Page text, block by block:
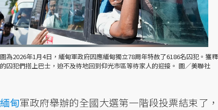
圖為2026年1月4日，緬甸軍政府因應緬甸獨立78周年特赦了6186名囚犯。獲釋
的囚犯們搭上巴士，迫不及待地回到仰光市區等待家人的迎接。 圖／美聯社
緬甸軍政府舉辦的全國大選第一階段投票結束了，